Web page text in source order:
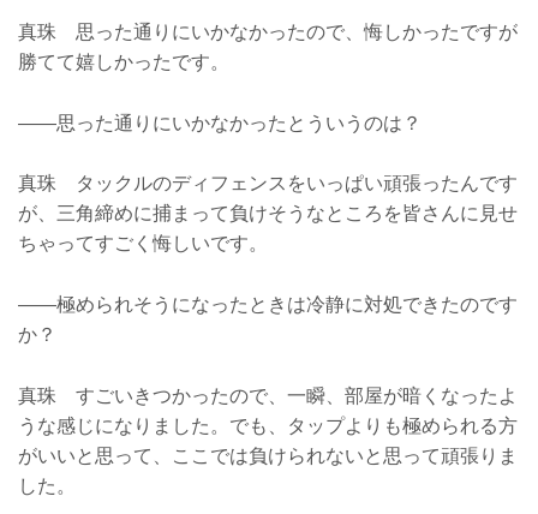
真珠 思った通りにいかなかったので、悔しかったですが
勝てて嬉しかったです。
――思った通りにいかなかったとういうのは？
真珠 タックルのディフェンスをいっぱい頑張ったんです
が、三角締めに捕まって負けそうなところを皆さんに見せ
ちゃってすごく悔しいです。
――極められそうになったときは冷静に対処できたのです
か？
真珠 すごいきつかったので、一瞬、部屋が暗くなったよ
うな感じになりました。でも、タップよりも極められる方
がいいと思って、ここでは負けられないと思って頑張りま
した。